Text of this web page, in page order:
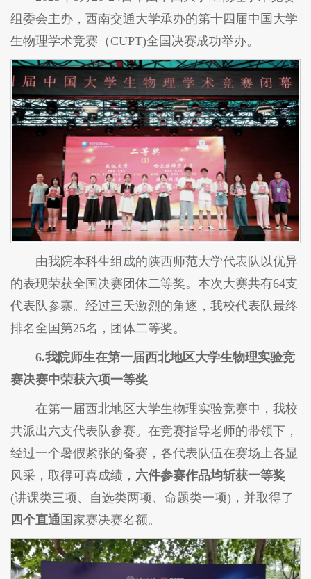
组委会主办，西南交通大学承办的第十四届中国大学
生物理学术竞赛（CUPT)全国决赛成功举办。
由我院本科生组成的陕西师范大学代表队以优异
的表现荣获全国决赛团体二等奖。本次大赛共有64支
代表队参寨。经过三天激烈的角逐，我校代表队最终
排名全国第25名，团体二等奖。
6.我院师生在第一届西北地区大学生物理实验竞
赛决赛中荣获六项一等奖
在第一届西北地区大学生物理实验竞赛中，我校
共派出六支代表队参赛。在竞赛指导老师的带领下，
经过一个暑假紧张的备赛，各代表队伍在赛场上各显
风采，取得可喜成绩， 六件参赛作品均斩获一等奖
(讲课类三项、自选类两项、命题类一项)，并取得了
四个直通国家赛决赛名额。